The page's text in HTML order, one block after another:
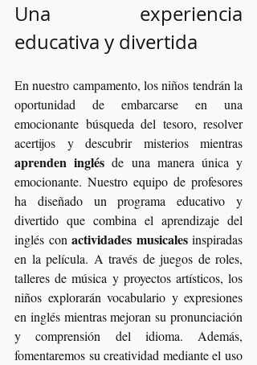
Una experiencia
educativa y divertida
En nuestro campamento, los niños tendrán la
oportunidad de embarcarse en una
emocionante búsqueda del tesoro, resolver
aprenden inglés de una manera única y
emocionante. Nuestro equipo de profesores
ha diseñado un programa educativo y
divertido que combina el aprendizaje del
inglés con actividades musicales inspiradas
en la película. A través de juegos de roles,
talleres de música y proyectos artísticos, los
niños explorarán vocabulario y expresiones
en inglés mientras mejoran su pronunciación
y comprensión del idioma. Además,
fomentaremos su creatividad mediante el uso